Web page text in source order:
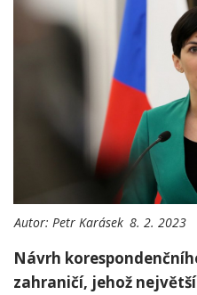
Autor: Petr Karásek 8. 2. 2023
Návrh
zahraničí, jehož